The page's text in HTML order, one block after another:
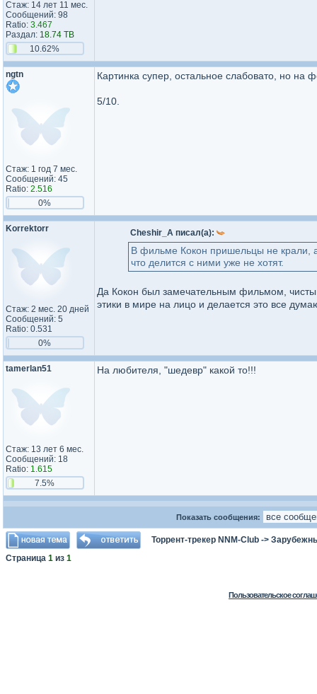
Стаж: 14 лет 11 мес.
Сообщений: 98
Ratio: 3.467
Раздал: 18.74 TB
10.62%
ngtn
Стаж: 1 год 7 мес.
Сообщений: 45
Ratio: 2.516
0%
Картинка супер, остальное слабовато, но на
5/10.
Korrektorr
Стаж: 2 мес. 20 дней
Сообщений: 5
Ratio: 0.531
0%
Cheshir_A писал(а):
В фильме Кокон пришельцы не крали,
что делится с ними уже не хотят.
Да Кокон был замечательным фильмом,
этики в мире на лицо и делается это все
tamerlan51
Стаж: 13 лет 6 мес.
Сообщений: 18
Ratio: 1.615
7.5%
На любителя, "шедевр" какой то!!!
Показать сообщения:
Торрент-трекер NNM-Club ->
Страница 1 из 1
Пользовательское